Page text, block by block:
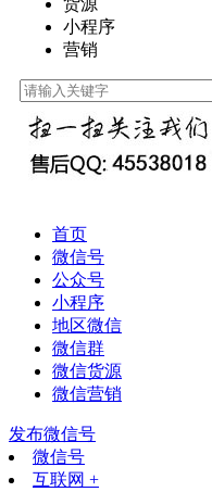
货源
小程序
营销
首页
微信号
公众号
小程序
地区微信
微信群
微信货源
微信营销
发布微信号
微信号
互联网 +